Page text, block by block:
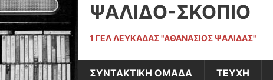
ΨΑΛΙΔΟ-ΣΚΟΠΙΟ
1 ΓΕΛ ΛΕΥΚAΔΑΣ "ΑΘΑΝΆΣΙΟΣ ΨΑΛΊΔΑΣ"
ΣΥΝΤΑΚΤΙΚΗ ΟΜΑΔΑ ΤΕΥΧΗ